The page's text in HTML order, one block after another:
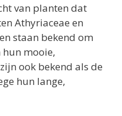
van planten dat
Athyriaceae en
staan bekend om
mooie,
ook bekend als de
hun lange,